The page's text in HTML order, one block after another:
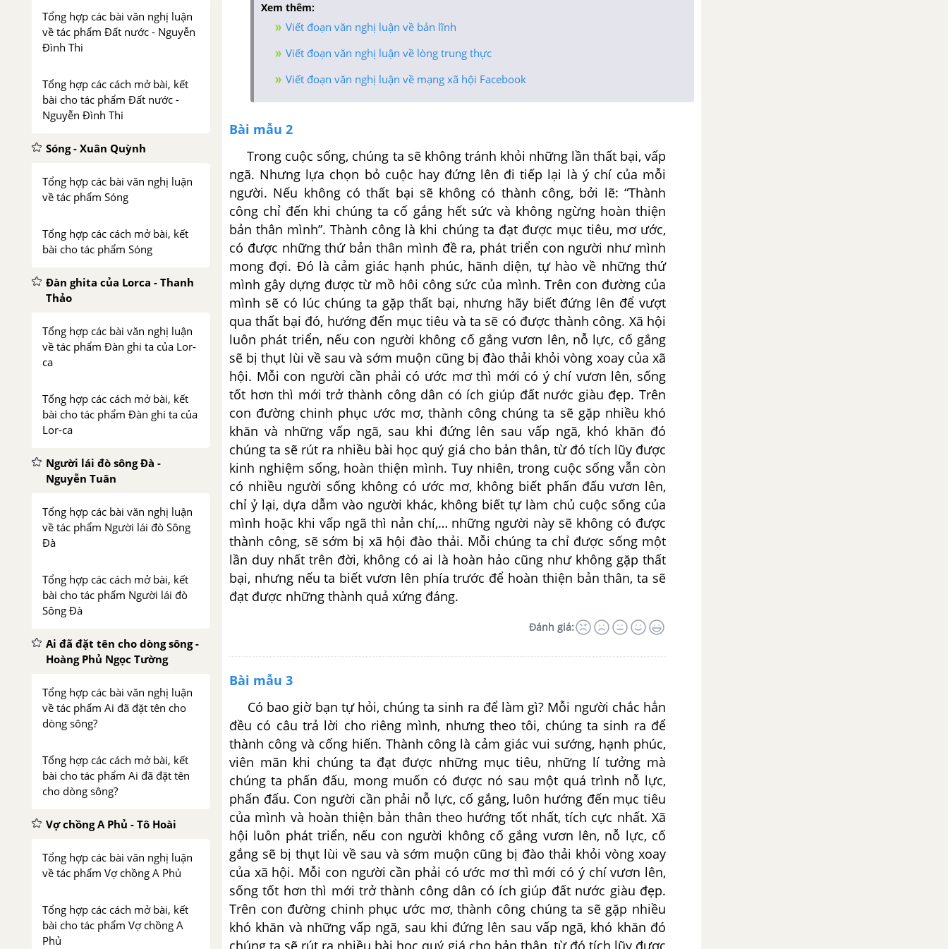
Tổng hợp các bài văn nghị luận
về tác phẩm Đất nước - Nguyễn
Đình Thi
Tổng hợp các cách mở bài, kết
bài cho tác phẩm Đất nước -
Nguyễn Đình Thi
Sóng - Xuân Quỳnh
Tổng hợp các bài văn nghị luận
về tác phẩm Sóng
Tổng hợp các cách mở bài, kết
bài cho tác phẩm Sóng
Đàn ghita của Lorca - Thanh
Thảo
Tổng hợp các bài văn nghị luận
về tác phẩm Đàn ghi ta của Lor-
ca
Tổng hợp các cách mở bài, kết
bài cho tác phẩm Đàn ghi ta của
Lor-ca
Người lái đò sông Đà -
Nguyễn Tuân
Tổng hợp các bài văn nghị luận
về tác phẩm Người lái đò Sông
Đà
Tổng hợp các cách mở bài, kết
bài cho tác phẩm Người lái đò
Sông Đà
Ai đã đặt tên cho dòng sông -
Hoàng Phủ Ngọc Tường
Tổng hợp các bài văn nghị luận
về tác phẩm Ai đã đặt tên cho
dòng sông?
Tổng hợp các cách mở bài, kết
bài cho tác phẩm Ai đã đặt tên
cho dòng sông?
Vợ chồng A Phủ - Tô Hoài
Tổng hợp các bài văn nghị luận
về tác phẩm Vợ chồng A Phủ
Tổng hợp các cách mở bài, kết
bài cho tác phẩm Vợ chồng A
Phủ
Xem thêm:
Viết đoạn văn nghị luận về bản lĩnh
Viết đoạn văn nghị luận về lòng trung thực
Viết đoạn văn nghị luận về mạng xã hội Facebook
Bài mẫu 2
Trong cuộc sống, chúng ta sẽ không tránh khỏi những lần thất bại, vấp
ngã. Nhưng lựa chọn bỏ cuộc hay đứng lên đi tiếp lại là ý chí của mỗi
người. Nếu không có thất bại sẽ không có thành công, bởi lẽ: “Thành
công chỉ đến khi chúng ta cố gắng hết sức và không ngừng hoàn thiện
bản thân mình”. Thành công là khi chúng ta đạt được mục tiêu, mơ ước,
có được những thứ bản thân mình đề ra, phát triển con người như mình
mong đợi. Đó là cảm giác hạnh phúc, hãnh diện, tự hào về những thứ
mình gây dựng được từ mồ hôi công sức của mình. Trên con đường của
mình sẽ có lúc chúng ta gặp thất bại, nhưng hãy biết đứng lên để vượt
qua thất bại đó, hướng đến mục tiêu và ta sẽ có được thành công. Xã hội
luôn phát triển, nếu con người không cố gắng vươn lên, nỗ lực, cố gắng
sẽ bị thụt lùi về sau và sớm muộn cũng bị đào thải khỏi vòng xoay của xã
hội. Mỗi con người cần phải có ước mơ thì mới có ý chí vươn lên, sống
tốt hơn thì mới trở thành công dân có ích giúp đất nước giàu đẹp. Trên
con đường chinh phục ước mơ, thành công chúng ta sẽ gặp nhiều khó
khăn và những vấp ngã, sau khi đứng lên sau vấp ngã, khó khăn đó
chúng ta sẽ rút ra nhiều bài học quý giá cho bản thân, từ đó tích lũy được
kinh nghiệm sống, hoàn thiện mình. Tuy nhiên, trong cuộc sống vẫn còn
có nhiều người sống không có ước mơ, không biết phấn đấu vươn lên,
chỉ ỷ lại, dựa dẫm vào người khác, không biết tự làm chủ cuộc sống của
mình hoặc khi vấp ngã thì nản chí,… những người này sẽ không có được
thành công, sẽ sớm bị xã hội đào thải. Mỗi chúng ta chỉ được sống một
lần duy nhất trên đời, không có ai là hoàn hảo cũng như không gặp thất
bại, nhưng nếu ta biết vươn lên phía trước để hoàn thiện bản thân, ta sẽ
đạt được những thành quả xứng đáng.
Đánh giá:
Bài mẫu 3
Có bao giờ bạn tự hỏi, chúng ta sinh ra để làm gì? Mỗi người chắc hẳn
đều có câu trả lời cho riêng mình, nhưng theo tôi, chúng ta sinh ra để
thành công và cống hiến. Thành công là cảm giác vui sướng, hạnh phúc,
viên mãn khi chúng ta đạt được những mục tiêu, những lí tưởng mà
chúng ta phấn đấu, mong muốn có được nó sau một quá trình nỗ lực,
phấn đấu. Con người cần phải nỗ lực, cố gắng, luôn hướng đến mục tiêu
của mình và hoàn thiện bản thân theo hướng tốt nhất, tích cực nhất. Xã
hội luôn phát triển, nếu con người không cố gắng vươn lên, nỗ lực, cố
gắng sẽ bị thụt lùi về sau và sớm muộn cũng bị đào thải khỏi vòng xoay
của xã hội. Mỗi con người cần phải có ước mơ thì mới có ý chí vươn lên,
sống tốt hơn thì mới trở thành công dân có ích giúp đất nước giàu đẹp.
Trên con đường chinh phục ước mơ, thành công chúng ta sẽ gặp nhiều
khó khăn và những vấp ngã, sau khi đứng lên sau vấp ngã, khó khăn đó
chúng ta sẽ rút ra nhiều bài học quý giá cho bản thân, từ đó tích lũy được